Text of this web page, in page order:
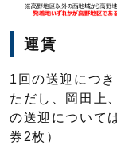
運賃
1回の送迎につ
ただし、岡田上
の送迎について
券2枚）